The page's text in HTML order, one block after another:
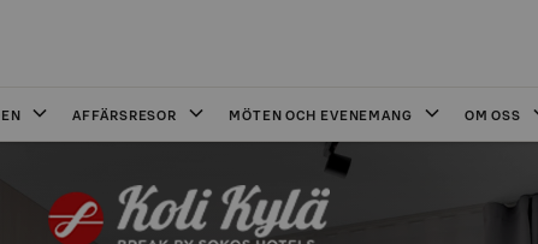
AFFÄRSRESOR MÖTEN OCH EVENEMANG OM OSS